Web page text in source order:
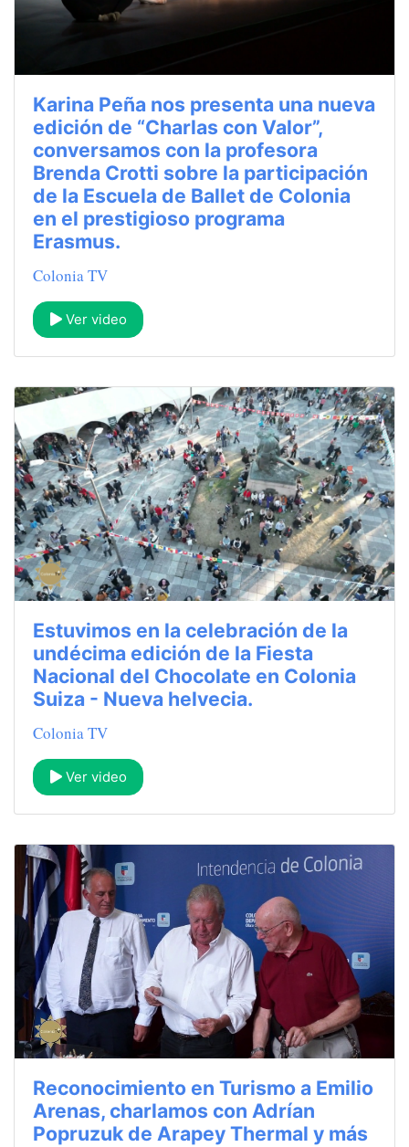
Karina Peña nos presenta una nueva
edición de “Charlas con Valor”,
conversamos con la profesora
Brenda Crotti sobre la participación
de la Escuela de Ballet de Colonia
en el prestigioso programa
Erasmus.
Colonia TV
Ver video
Estuvimos en la celebración de la
undécima edición de la Fiesta
Nacional del Chocolate en Colonia
Suiza - Nueva helvecia.
Colonia TV
Ver video
Reconocimiento en Turismo a Emilio
Arenas, charlamos con Adrían
Popruzuk de Arapey Thermal y más